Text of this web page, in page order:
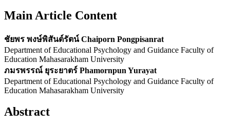
Main Article Content
ชัยพร พงษ์พิสันต์รัตน์ Chaiporn Pongpisanrat
Department of Educational Psychology and Guidance Faculty of
Education Mahasarakham University
ภมรพรรณ์ ยุระยาตร์ Phamornpun Yurayat
Department of Educational Psychology and Guidance Faculty of
Education Mahasarakham University
Abstract